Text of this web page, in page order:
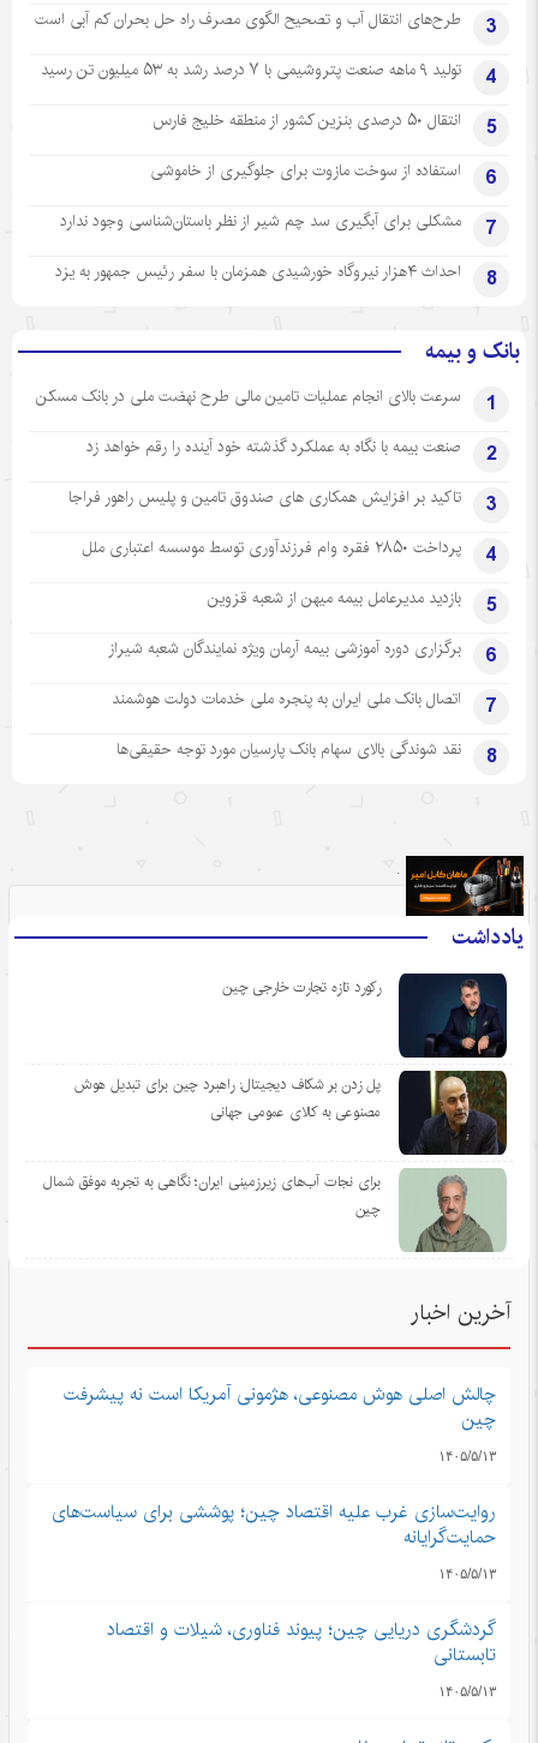
3 طرح‌های انتقال آب و تصحیح الگوی مصرف راه حل بحران کم آبی است
4 تولید ۹ ماهه صنعت پتروشیمی با ۷ درصد رشد به ۵۳ میلیون تن رسید
5 انتقال ۵۰ درصدی بنزین کشور از منطقه خلیج فارس
6 استفاده از سوخت مازوت برای جلوگیری از خاموشی
7 مشکلی برای آبگیری سد چم شیر از نظر باستان‌شناسی وجود ندارد
8 احداث ۴هزار نیروگاه خورشیدی همزمان با سفر رئیس جمهور به یزد
بانک و بیمه
1 سرعت بالای انجام عملیات تامین مالی طرح نهضت ملی در بانک مسکن
2 صنعت بیمه با نگاه به عملکرد گذشته خود آینده را رقم خواهد زد
3 تاکید بر افزایش همکاری های صندوق تامین و پلیس راهور فراجا
4 پرداخت ۲۸۵۰ فقره وام فرزندآوری توسط موسسه اعتباری ملل
5 بازدید مدیرعامل بیمه میهن از شعبه قزوین
6 برگزاری دوره آموزشی بیمه آرمان ویژه نمایندگان شعبه شیراز
7 اتصال بانک ملی ایران به پنجره ملی خدمات دولت هوشمند
8 نقد شوندگی بالای سهام بانک پارسیان مورد توجه حقیقی‌ها
یادداشت
رکورد تازه تجارت خارجی چین
پل زدن بر شکاف دیجیتال: راهبرد چین برای تبدیل هوش
مصنوعی به کالای عمومی جهانی
برای نجات آب‌های زیرزمینی ایران؛ نگاهی به تجربه موفق شمال
چین
.
آخرین اخبار
چالش اصلی هوش مصنوعی، هژمونی آمریکا است نه پیشرفت
چین
۱۴۰۵/۵/۱۳
روایت‌سازی غرب علیه اقتصاد چین؛ پوششی برای سیاست‌های
حمایت‌گرایانه
۱۴۰۵/۵/۱۳
گردشگری دریایی چین؛ پیوند فناوری، شیلات و اقتصاد
تابستانی
۱۴۰۵/۵/۱۳